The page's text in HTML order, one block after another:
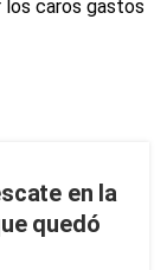
en la
quedó